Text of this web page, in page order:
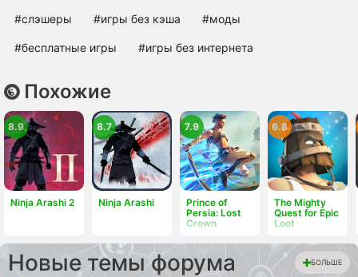
#слэшеры #игры без кэша #моды
#бесплатные игры #игры без интернета
Похожие
Ninja Arashi 2
8.9
Ninja Arashi
8.7
Prince of
Persia: Lost
Crown
7.9
The Mighty
Quest for Epic
Loot
6.8
Новые темы форума БОЛЬШЕ